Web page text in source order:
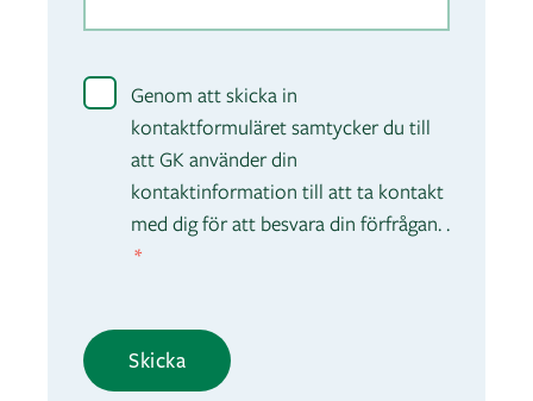
Genom att skicka in
kontaktformuläret samtycker du till
att GK använder din
kontaktinformation till att ta kontakt
med dig för att besvara din förfrågan. .
*